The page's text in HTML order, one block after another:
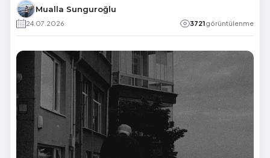
Mualla Sunguroğlu
24.07.2026 3721görüntülenme